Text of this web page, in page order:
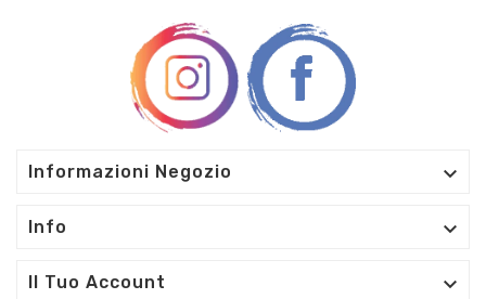
Informazioni Negozio 
Info 
Il Tuo Account 